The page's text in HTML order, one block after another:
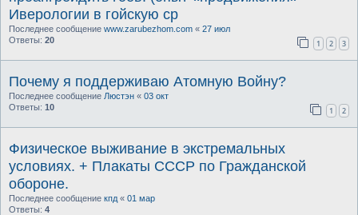
Иверологии в гойскую ср
Последнее сообщение www.zarubezhom.com « 27 июл
Ответы: 20 1 2 3
Почему я поддерживаю Атомную Войну?
Последнее сообщение Люстэн « 03 окт
Ответы: 10 1 2
Физическое выживание в экстремальных
условиях. + Плакаты СССР по Гражданской
обороне.
Последнее сообщение кпд « 01 мар
Ответы: 4